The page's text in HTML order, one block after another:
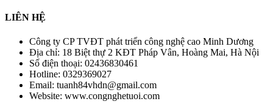
LIÊN HỆ
Công ty CP TVĐT phát triển công nghệ cao Minh Dương
Địa chỉ: 18 Biệt thự 2 KĐT Pháp Vân, Hoàng Mai, Hà Nội
Số điện thoại: 02436830461
Hotline: 0329369027
Email: tuanh84vhdn@gmail.com
Website: www.congnghetuoi.com